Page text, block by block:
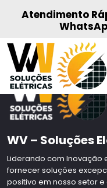
Atendimento
WV – Soluções
Liderando com Inovação
fornecer soluções
positivo em nosso setor